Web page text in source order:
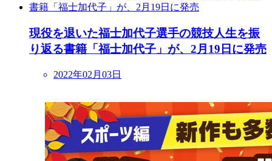
現役を退いた福士加代子選手の競技人生を振
り返る書籍「福士加代子」が、2月19日に発売
2022年02月03日